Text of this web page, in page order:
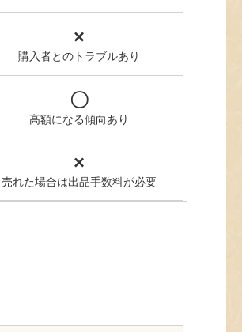
×
購入者とのトラブルあり
〇
高額になる傾向あり
×
売れた場合は出品手数料が必要